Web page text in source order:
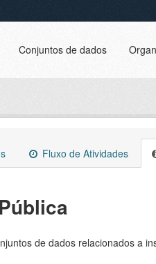
Conjuntos de dados
Fluxo de Atividades
de dados relacionados a